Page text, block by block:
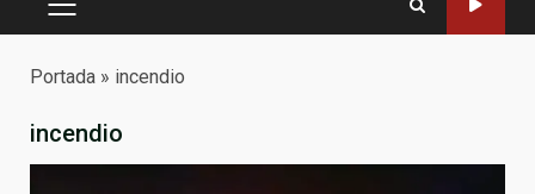
Menú
principal
Portada » incendio
incendio